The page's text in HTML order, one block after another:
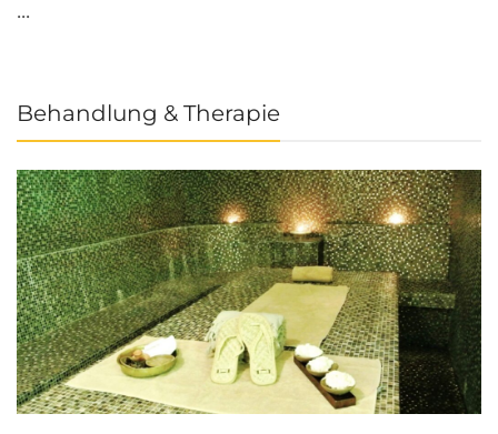
...
Behandlung & Therapie